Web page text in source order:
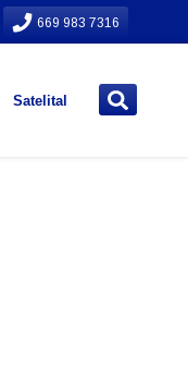
669 983 7316
Satelital